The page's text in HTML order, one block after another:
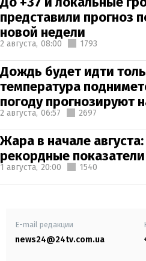
представили прогноз
новой недели
2 августа, 08:00 1793
Дождь будет идти
температура
погоду прогнозируют
2 августа, 06:57 2697
Жара в начале
рекордные
1 августа, 20:00 1540
E-mail редакции
news24@24tv.com.ua